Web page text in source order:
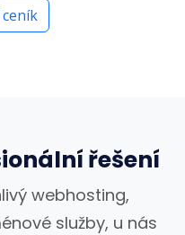
řešení
webhosting,
služby, u nás